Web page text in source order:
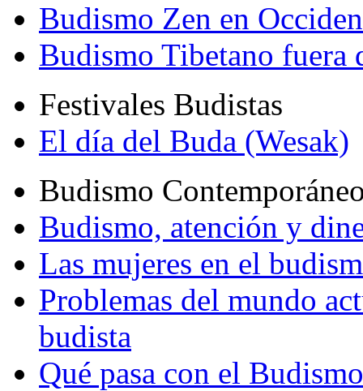
Budismo Zen en
Budismo Tibetano fuera
Festivales Budistas
El día del Buda (Wesak)
Budismo
Budismo, atención y
Las mujeres en el
Problemas del mundo
budista
Qué pasa con el